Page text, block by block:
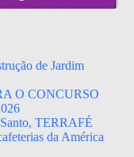
de Jardim
O CONCURSO
TERRAFÉ
da América